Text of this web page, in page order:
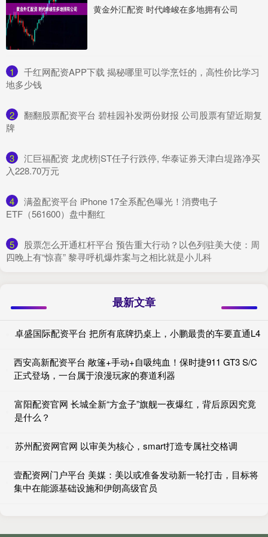
黄金外汇配资 时代峰峻在多地拥有公司
1
​千红网配资APP下载 揭秘哪里可以学烹饪的，高性价比学习
地多少钱
2
​翻翻股票配资平台 碧桂园补发两份财报 公司股票有望近期复
牌
3
​汇巨福配资 龙虎榜|ST任子行跌停, 华泰证券天津白堤路净买
入228.70万元
4
​满盈配资平台 iPhone 17全系配色曝光！消费电子
ETF（561600）盘中翻红
5
​股票怎么开通杠杆平台 预告重大行动？以色列驻美大使：周
四晚上有“惊喜” 黎寻呼机爆炸案与之相比就是小儿科
最新文章
卓盛国际配资平台 把所有底牌扔桌上，小鹏最贵的车要直通L4
西安高新配资平台 敞篷+手动+自吸纯血！保时捷911 GT3 S/C
正式登场，一台属于浪漫玩家的赛道利器
富阳配资官网 长城全新“方盒子”旗舰一夜爆红，背后原因究竟
是什么？
苏州配资网官网 以审美为核心，smart打造专属社交格调
壹配资网门户平台 美媒：美以或准备发动新一轮打击，目标将
集中在能源基础设施和伊朗高级官员